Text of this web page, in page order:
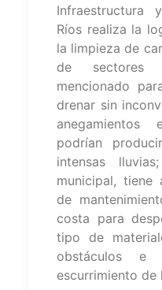
Infraestructura
Ríos realiza la
la limpieza de
de sectores
mencionado
drenar sin
anegamientos
podrían
intensas
municipal,
de
costa para
tipo de
obstáculos e
escurrimiento de